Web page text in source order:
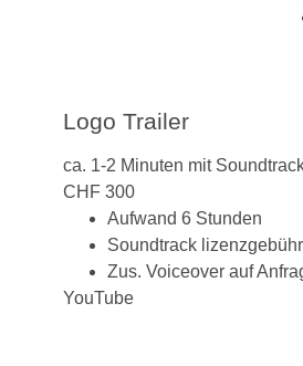
Logo Trailer
ca. 1-2 Minuten mit
CHF 300
Aufwand 6 Stunden
Soundtrack
Zus. Voiceover auf
YouTube